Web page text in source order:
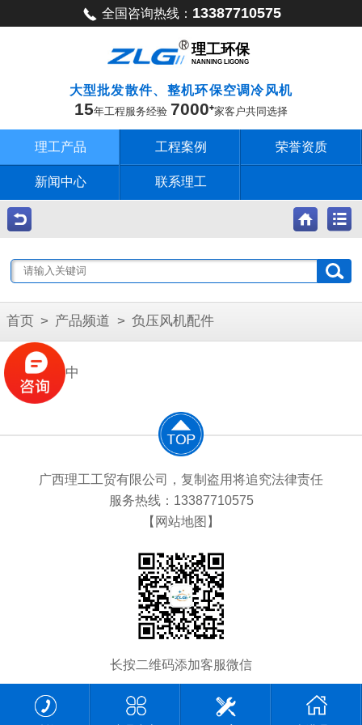
全国咨询热线： 13387710575
理工环保
NANNING LIGONG
大型批发散件、整机环保空调冷风机
15年工程服务经验 7000 家客户共同选择
理工产品 工程案例 荣誉资质
新闻中心 联系理工
首页 > 产品频道 > 负压风机配件
正在更新中
广西理工工贸有限公司，复制盗用将追究法律责任
服务热线：13387710575
【网站地图】
长按二维码添加客服微信